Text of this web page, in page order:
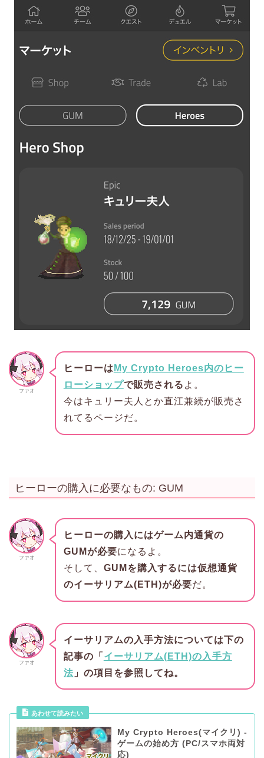
ファオ
ヒーローは My Crypto Heroes内のヒー
ローショップで販売される よ。
今はキュリー夫人とか直江兼続が販売さ
れてるページだ。
ヒーローの購入に必要なもの: GUM
ファオ
ヒーローの購入にはゲーム内通貨の
GUMが必要になるよ。
そして、 GUMを購入するには仮想通貨
のイーサリアム(ETH)が必要だ。
ファオ
イーサリアムの入手方法については下の
記事の「 イーサリアム(ETH)の入手方
法 」の項目を参照してね。
あわせて読みたい
My Crypto Heroes(マイクリ) -
ゲームの始め方 (PC/スマホ両対
応)